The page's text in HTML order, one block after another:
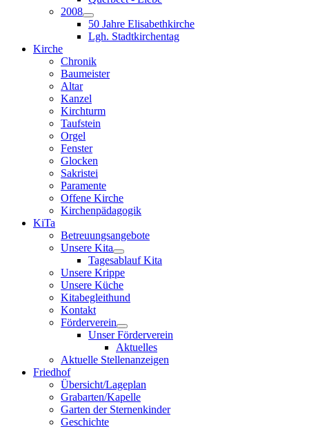
2008
50 Jahre Elisabethkirche
Lgh. Stadtkirchentag
Kirche
Chronik
Baumeister
Altar
Kanzel
Kirchturm
Taufstein
Orgel
Fenster
Glocken
Sakristei
Paramente
Offene Kirche
Kirchenpädagogik
KiTa
Betreuungsangebote
Unsere Kita
Tagesablauf Kita
Unsere Krippe
Unsere Küche
Kitabegleithund
Kontakt
Förderverein
Unser Förderverein
Aktuelles
Aktuelle Stellenanzeigen
Friedhof
Übersicht/Lageplan
Grabarten/Kapelle
Garten der Sternenkinder
Geschichte